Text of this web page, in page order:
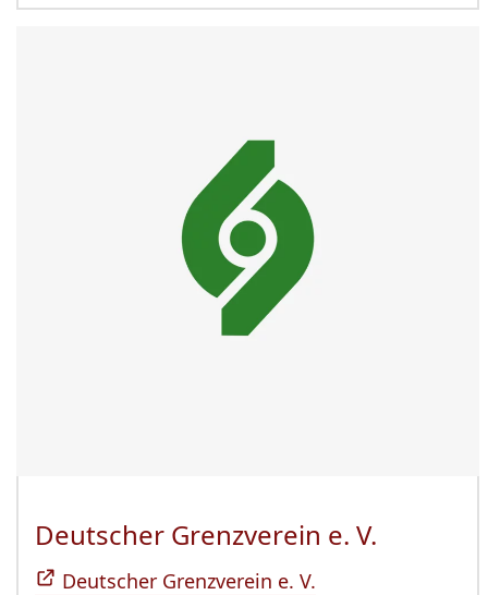
Deutscher Grenzverein e. V.
Deutscher Grenzverein e. V.